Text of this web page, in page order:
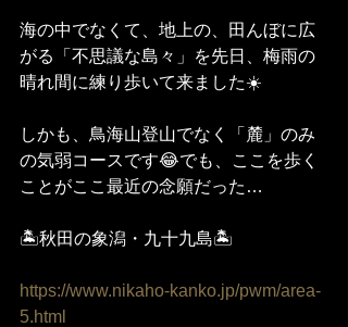
海の中でなくて、地上の、田んぼに広
がる「不思議な島々」を先日、梅雨の
晴れ間に練り歩いて来ました☀️
しかも、鳥海山登山でなく「麓」のみ
の気弱コースです😂でも、ここを歩く
ことがここ最近の念願だった…
🏝️秋田の象潟・九十九島🏝️
https://www.nikaho-kanko.jp/pwm/area-
5.html